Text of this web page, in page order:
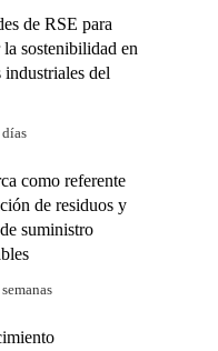
de RSE para
sostenibilidad en
industriales del
días
como referente
de residuos y
suministro